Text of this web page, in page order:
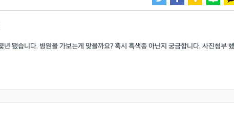
년 됐습니다. 병원을 가보는게 맞을까요? 혹시 흑색종 아닌지 궁금합니다. 사진첨부 했